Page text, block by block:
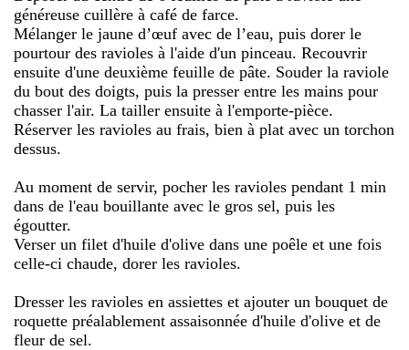
généreuse cuillère à café de farce.
Mélanger le jaune d’œuf avec de l’eau, puis dorer le
pourtour des ravioles à l'aide d'un pinceau. Recouvrir
ensuite d'une deuxième feuille de pâte. Souder la raviole
du bout des doigts, puis la presser entre les mains pour
chasser l'air. La tailler ensuite à l'emporte-pièce.
Réserver les ravioles au frais, bien à plat avec un torchon
dessus.
Au moment de servir, pocher les ravioles pendant 1 min
dans de l'eau bouillante avec le gros sel, puis les
égoutter.
Verser un filet d'huile d'olive dans une poêle et une fois
celle-ci chaude, dorer les ravioles.
Dresser les ravioles en assiettes et ajouter un bouquet de
roquette préalablement assaisonnée d'huile d'olive et de
fleur de sel.